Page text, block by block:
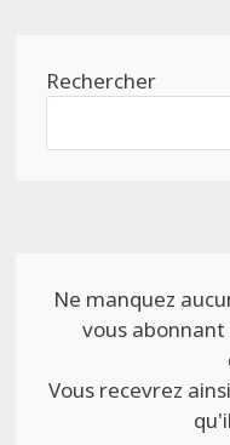
Rechercher
Ne manquez
vous
Vous recevrez